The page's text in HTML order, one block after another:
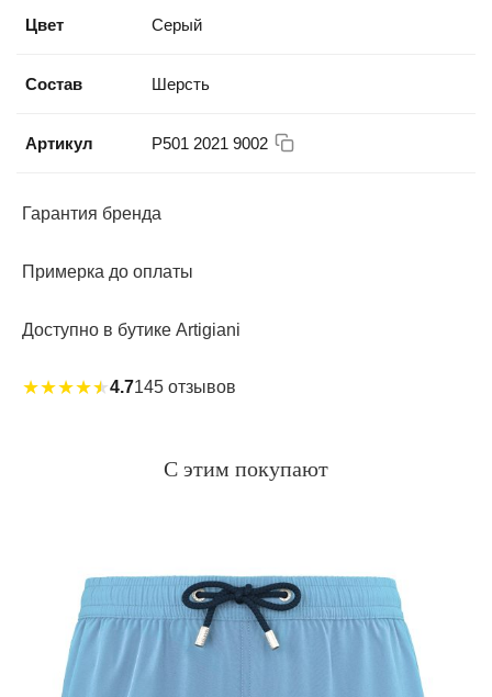
Цвет Серый
Состав Шерсть
Артикул Р501 2021 9002
Гарантия бренда
Примерка до оплаты
Доступно в бутике Artigiani
★★★★★4.7145 отзывов
С этим покупают